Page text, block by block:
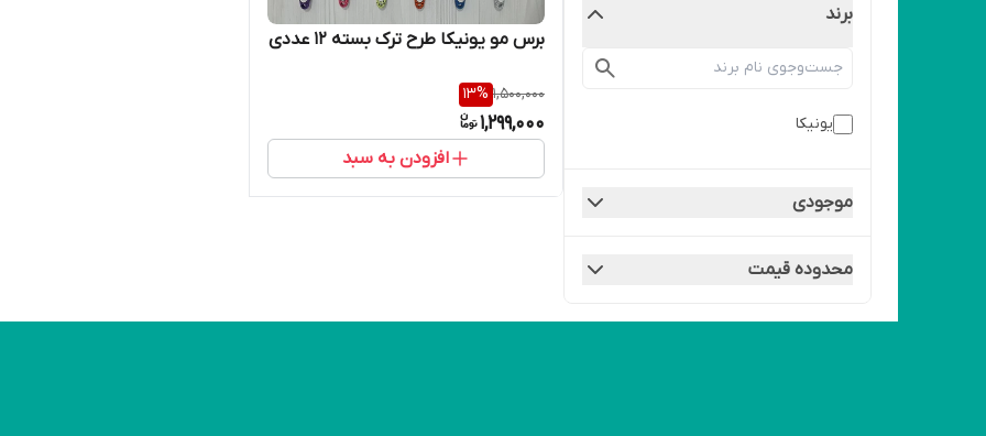
برند
یونیکا
موجودی
محدوده قیمت
برس مو یونیکا طرح ترک بسته 12 عددی
1,500,000
13%
1,299,000
افزودن به سبد